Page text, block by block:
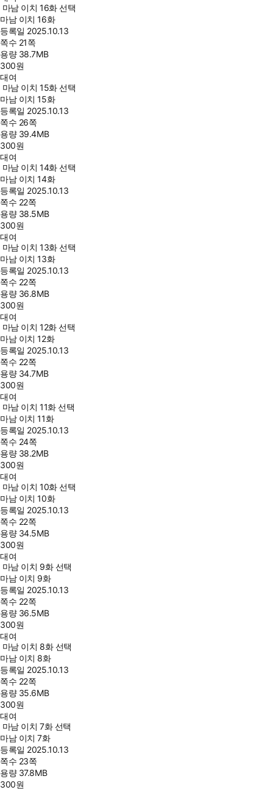
마남 이치 16화 선택
마남 이치 16화
등록일 2025.10.13
쪽수 21쪽
용량 38.7MB
300원
대여
마남 이치 15화 선택
마남 이치 15화
등록일 2025.10.13
쪽수 26쪽
용량 39.4MB
300원
대여
마남 이치 14화 선택
마남 이치 14화
등록일 2025.10.13
쪽수 22쪽
용량 38.5MB
300원
대여
마남 이치 13화 선택
마남 이치 13화
등록일 2025.10.13
쪽수 22쪽
용량 36.8MB
300원
대여
마남 이치 12화 선택
마남 이치 12화
등록일 2025.10.13
쪽수 22쪽
용량 34.7MB
300원
대여
마남 이치 11화 선택
마남 이치 11화
등록일 2025.10.13
쪽수 24쪽
용량 38.2MB
300원
대여
마남 이치 10화 선택
마남 이치 10화
등록일 2025.10.13
쪽수 22쪽
용량 34.5MB
300원
대여
마남 이치 9화 선택
마남 이치 9화
등록일 2025.10.13
쪽수 22쪽
용량 36.5MB
300원
대여
마남 이치 8화 선택
마남 이치 8화
등록일 2025.10.13
쪽수 22쪽
용량 35.6MB
300원
대여
마남 이치 7화 선택
마남 이치 7화
등록일 2025.10.13
쪽수 23쪽
용량 37.8MB
300원